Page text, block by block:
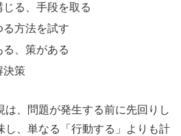
じる、手段を取る
る方法を試す
る、策がある
決策
は、問題が発生する前に先回りし
し、単なる「行動する」よりも計